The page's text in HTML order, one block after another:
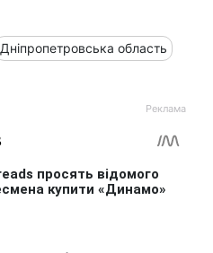
Дніпропетровська область